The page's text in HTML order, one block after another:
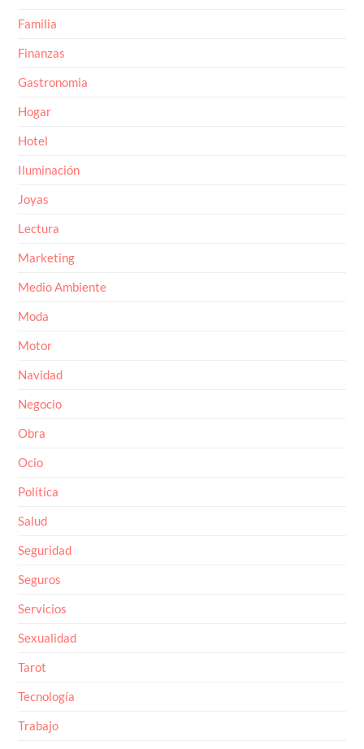
Familia
Finanzas
Gastronomia
Hogar
Hotel
Iluminación
Joyas
Lectura
Marketing
Medio Ambiente
Moda
Motor
Navidad
Negocio
Obra
Ocio
Política
Salud
Seguridad
Seguros
Servicios
Sexualidad
Tarot
Tecnología
Trabajo